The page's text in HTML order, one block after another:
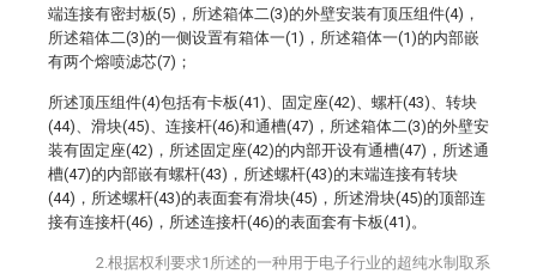
端连接有密封板(5)，所述箱体二(3)的外壁安装有顶压组件(4)，
所述箱体二(3)的一侧设置有箱体一(1)，所述箱体一(1)的内部嵌
有两个熔喷滤芯(7)；
所述顶压组件(4)包括有卡板(41)、固定座(42)、螺杆(43)、转块
(44)、滑块(45)、连接杆(46)和通槽(47)，所述箱体二(3)的外壁安
装有固定座(42)，所述固定座(42)的内部开设有通槽(47)，所述通
槽(47)的内部嵌有螺杆(43)，所述螺杆(43)的末端连接有转块
(44)，所述螺杆(43)的表面套有滑块(45)，所述滑块(45)的顶部连
接有连接杆(46)，所述连接杆(46)的表面套有卡板(41)。
2.根据权利要求1所述的一种用于电子行业的超纯水制取系